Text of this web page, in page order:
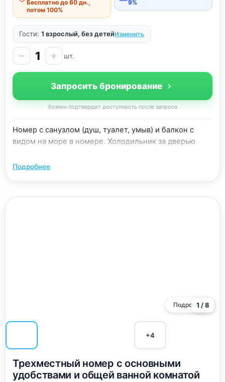
Бесплатно до 60 дн.,
потом 100%
9%
Гости: 1 взрослый, без детейИзменить
1 шт.
Запросить бронирование
Хозяин подтвердит доступность после запроса
Номер с санузлом (душ, туалет, умыв) и балкон с
видом на море в номере. Холодильник за дверью
Подробнее
Подробнее
1 / 8
+4
Трехместный номер с основными
удобствами и общей ванной комнатой